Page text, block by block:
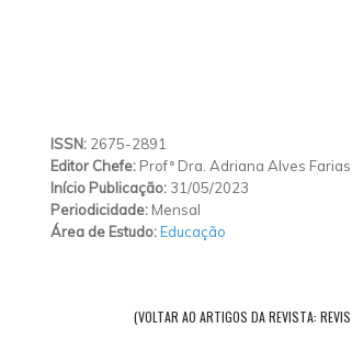
ISSN: 2675-2891
Editor Chefe: Profª Dra. Adriana Alves Farias
Início Publicação: 31/05/2023
Periodicidade: Mensal
Área de Estudo:Educação
(VOLTAR AO ARTIGOS DA REVISTA: